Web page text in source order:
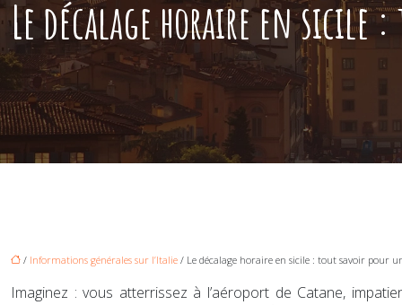
Le décalage horaire en
/ Informations générales sur l’Italie / Le décalage horaire en sicile : tout savoir pour
Imaginez : vous atterrissez à l’aéroport de Catane,